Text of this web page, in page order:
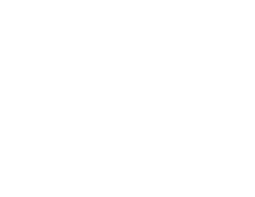
Analyse de mégadonnées, y